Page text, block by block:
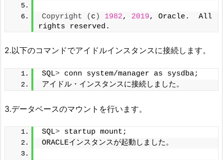
Copyright ( c ) 1982, 2019, Oracle.  All
rights reserved.
2.以下のコマンドでアイドルインスタンスに接続します。
SQL> conn system/manager as sysdba;
アイドル・インスタンスに接続しました。
3.データベースのマウントを行います。
SQL> startup mount;
ORACLEインスタンスが起動しました。